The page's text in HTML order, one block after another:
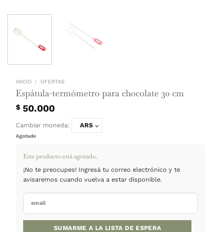
INICIO / OFERTAS
Espátula-termómetro para chocolate 30
$50.000